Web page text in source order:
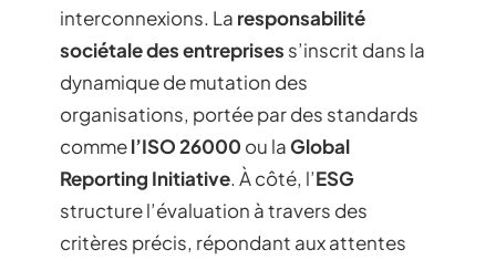
interconnexions. La responsabilité
sociétale des entreprises s’inscrit dans la
dynamique de mutation des
organisations, portée par des standards
commel’ISO 26000 ou laGlobal
Reporting Initiative. À côté, l’ESG
structure l’évaluation à travers des
critères précis, répondant aux attentes